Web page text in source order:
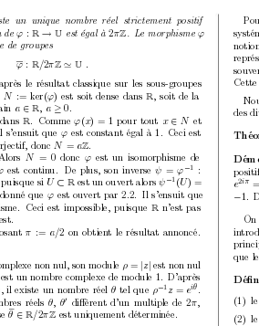
un unique nombre réel strictement positif
de ϕ : R→U est égal à 2πZ Le morphisme ϕ
de groupes
ϕ : R /2πZ' U
le résultat classique sur les sous-groupes
N := ker(ϕ)est soit dense dans R
, soit de la
a ∈R a ≥ 0
R Comme ϕ(x) = 1 pour tout x ∈ N et
s’ensuit que ϕ est constant égal à 1. Ceci est
donc N = aZ.
N = 0 donc ϕ est un isomorphisme de
est continu. De plus, son inverse ψ =ϕ −1 :
si U ⊂ R est un ouvert alors ψ −1 (U) =
que ϕ est ouvert par 2.2. Il s’ensuit que
Ceci est impossible, puisque R n’est pas
π := a/2 on obtient le résultat annoncé.
non nul, son module ρ = z|est non nul
est un nombre complexe de module 1. D’après
il existe un nombre réel θ tel que ρ −1 z = eiθ
réels θ θ0 diﬀèrent d’un multiple de 2π
θ ∈R /2πZ est uniquement déterminée.
P
souv
Cette
des
p
e2iπ
−1
intro
que
(1)
(2)